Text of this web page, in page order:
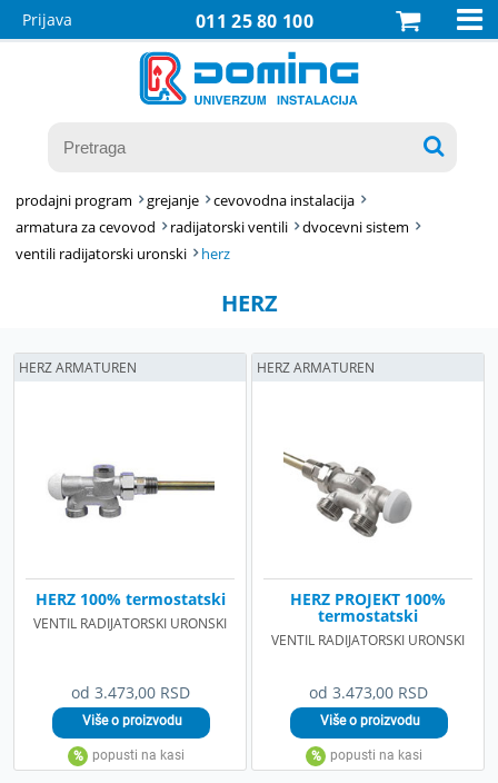
011 25 80 100
Prijava 

prodajni program grejanje
cevovodna instalacija
armatura za cevovod
radijatorski ventili
dvocevni sistem
ventili radijatorski uronski
herz
HERZ
od 3.473,00 RSD
HERZ 100% termostatski
VENTIL RADIJATORSKI URONSKI
HERZ ARMATUREN
od 3.473,00 RSD
HERZ PROJEKT 100%
termostatski
VENTIL RADIJATORSKI URONSKI
HERZ ARMATUREN